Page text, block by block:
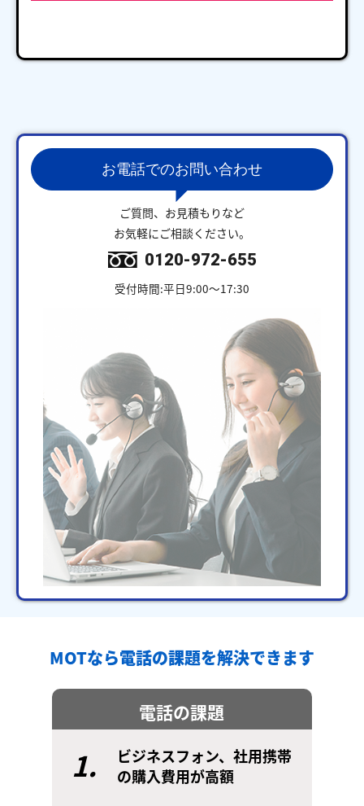
お電話でのお問い合わせ
ご質問、お見積もりなど
お気軽にご相談ください。
0120-972-655
受付時間:平日9:00～17:30
MOTなら電話の課題を解決できます
電話の課題
1.
ビジネスフォン、社用携帯
の購入費用が高額